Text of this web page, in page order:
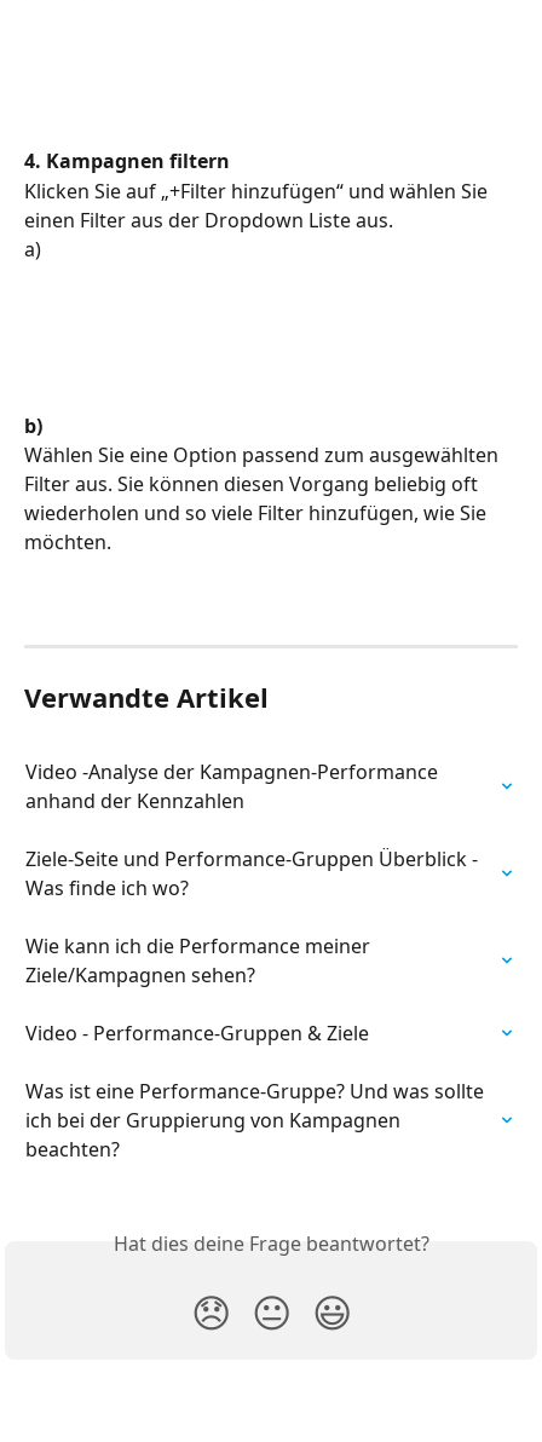
4. Kampagnen filtern
Klicken Sie auf „+Filter hinzufügen“ und wählen Sie
einen Filter aus der Dropdown Liste aus.
a)
b)
Wählen Sie eine Option passend zum ausgewählten
Filter aus. Sie können diesen Vorgang beliebig oft
wiederholen und so viele Filter hinzufügen, wie Sie
möchten.
Verwandte Artikel
Video -Analyse der Kampagnen-Performance
anhand der Kennzahlen
Ziele-Seite und Performance-Gruppen Überblick -
Was finde ich wo?
Wie kann ich die Performance meiner
Ziele/Kampagnen sehen?
Video - Performance-Gruppen & Ziele
Was ist eine Performance-Gruppe? Und was sollte
ich bei der Gruppierung von Kampagnen
beachten?
Hat dies deine Frage beantwortet?
😞 😐 😃